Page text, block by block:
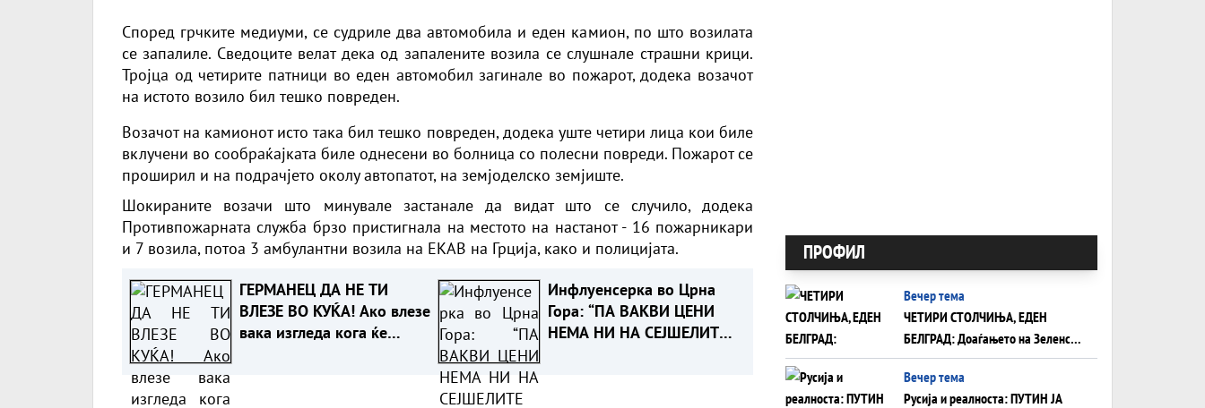
Според грчките медиуми, се судриле два автомобила и еден камион, по што возилата
се запалиле. Сведоците велат дека од запалените возила се слушнале страшни крици.
Тројца од четирите патници во еден автомобил загинале во пожарот, додека возачот
на истото возило бил тешко повреден.
Возачот на камионот исто така бил тешко повреден, додека уште четири лица кои биле
вклучени во сообраќајката биле однесени во болница со полесни повреди. Пожарот се
проширил и на подрачјето околу автопатот, на земјоделско земјиште.
Шокираните возачи што минувале застанале да видат што се случило, додека
Противпожарната служба брзо пристигнала на местото на настанот - 16 пожарникари
и 7 возила, потоа 3 амбулантни возила на ЕКАВ на Грција, како и полицијата.
ГЕРМАНЕЦ ДА НЕ ТИ
ВЛЕЗЕ ВО КУЌА! Ако влезе
вака изгледа кога ќе
Инфлуенсерка во Црна
Гора: “ПА ВАКВИ ЦЕНИ
НЕМА НИ НА СЕЈШЕЛИТЕ
ПРОФИЛ
Вечер тема
ЧЕТИРИ СТОЛЧИЊА, ЕДЕН
БЕЛГРАД: Доаѓањето на Зеленски
ги открива тајните на политиката
на балансирање на Вучиќ
Вечер тема
Русија и реалноста: ПУТИН ЈА